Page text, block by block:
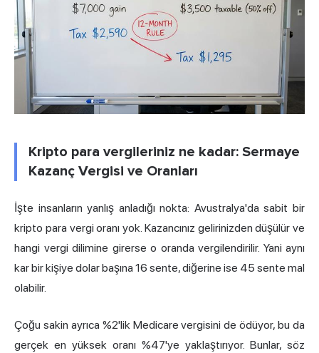
Kripto para vergileriniz ne kadar: Sermaye
Kazanç Vergisi ve Oranları
İşte insanların yanlış anladığı nokta: Avustralya'da sabit bir
kripto para vergi oranı yok. Kazancınız gelirinizden düşülür ve
hangi vergi dilimine girerse o oranda vergilendirilir. Yani aynı
kar bir kişiye dolar başına 16 sente, diğerine ise 45 sente mal
olabilir.
Çoğu sakin ayrıca %2'lik Medicare vergisini de ödüyor, bu da
gerçek en yüksek oranı %47'ye yaklaştırıyor. Bunlar, söz